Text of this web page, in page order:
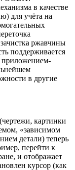
в качестве
для учёта на
ржавчины
поддерживается
приложением-
в другие
картинки
«зависимом
детали) теперь
перейти к
и отображает
курсор (как